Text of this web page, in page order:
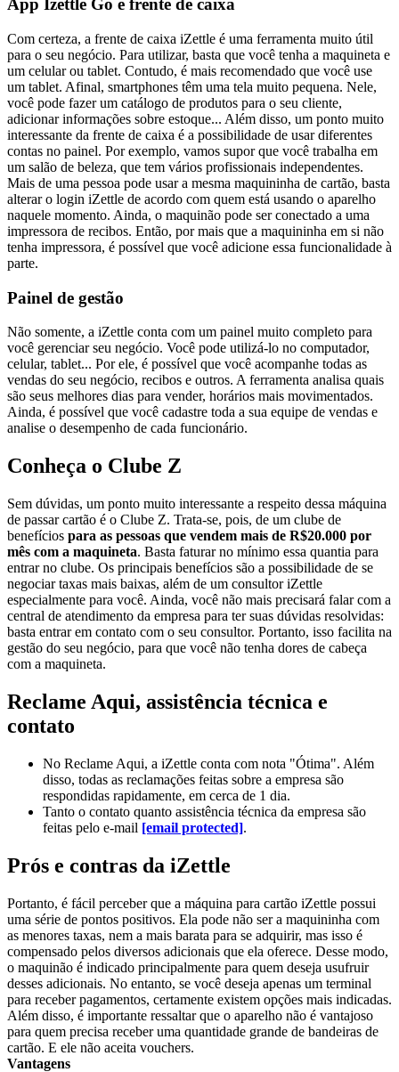
App Izettle Go e frente de caixa
Com certeza, a frente de caixa iZettle é uma ferramenta muito útil
para o seu negócio. Para utilizar, basta que você tenha a maquineta e
um celular ou tablet. Contudo, é mais recomendado que você use
um tablet. Afinal, smartphones têm uma tela muito pequena. Nele,
você pode fazer um catálogo de produtos para o seu cliente,
adicionar informações sobre estoque... Além disso, um ponto muito
interessante da frente de caixa é a possibilidade de usar diferentes
contas no painel. Por exemplo, vamos supor que você trabalha em
um salão de beleza, que tem vários profissionais independentes.
Mais de uma pessoa pode usar a mesma maquininha de cartão, basta
alterar o login iZettle de acordo com quem está usando o aparelho
naquele momento. Ainda, o maquinão pode ser conectado a uma
impressora de recibos. Então, por mais que a maquininha em si não
tenha impressora, é possível que você adicione essa funcionalidade à
parte.
Painel de gestão
Não somente, a iZettle conta com um painel muito completo para
você gerenciar seu negócio. Você pode utilizá-lo no computador,
celular, tablet... Por ele, é possível que você acompanhe todas as
vendas do seu negócio, recibos e outros. A ferramenta analisa quais
são seus melhores dias para vender, horários mais movimentados.
Ainda, é possível que você cadastre toda a sua equipe de vendas e
analise o desempenho de cada funcionário.
Conheça o Clube Z
Sem dúvidas, um ponto muito interessante a respeito dessa máquina
de passar cartão é o Clube Z. Trata-se, pois, de um clube de
benefícios para as pessoas que vendem mais de R$20.000 por
mês com a maquineta. Basta faturar no mínimo essa quantia para
entrar no clube. Os principais benefícios são a possibilidade de se
negociar taxas mais baixas, além de um consultor iZettle
especialmente para você. Ainda, você não mais precisará falar com a
central de atendimento da empresa para ter suas dúvidas resolvidas:
basta entrar em contato com o seu consultor. Portanto, isso facilita na
gestão do seu negócio, para que você não tenha dores de cabeça
com a maquineta.
Reclame Aqui, assistência técnica e
contato
No Reclame Aqui, a iZettle conta com nota "Ótima". Além
disso, todas as reclamações feitas sobre a empresa são
respondidas rapidamente, em cerca de 1 dia.
Tanto o contato quanto assistência técnica da empresa são
feitas pelo e-mail [email protected].
Prós e contras da iZettle
Portanto, é fácil perceber que a máquina para cartão iZettle possui
uma série de pontos positivos. Ela pode não ser a maquininha com
as menores taxas, nem a mais barata para se adquirir, mas isso é
compensado pelos diversos adicionais que ela oferece. Desse modo,
o maquinão é indicado principalmente para quem deseja usufruir
desses adicionais. No entanto, se você deseja apenas um terminal
para receber pagamentos, certamente existem opções mais indicadas.
Além disso, é importante ressaltar que o aparelho não é vantajoso
para quem precisa receber uma quantidade grande de bandeiras de
cartão. E ele não aceita vouchers.
Vantagens